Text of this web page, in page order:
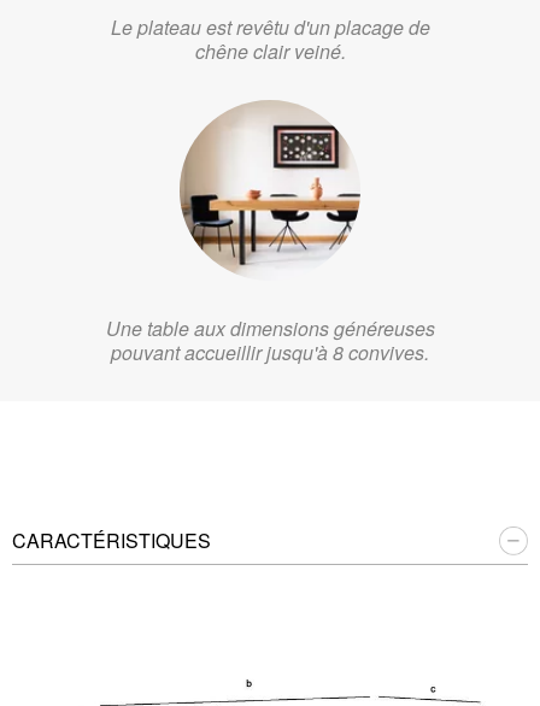
Le plateau est revêtu d'un placage de
chêne clair veiné.
Une table aux dimensions généreuses
pouvant accueillir jusqu'à 8 convives.
CARACTÉRISTIQUES